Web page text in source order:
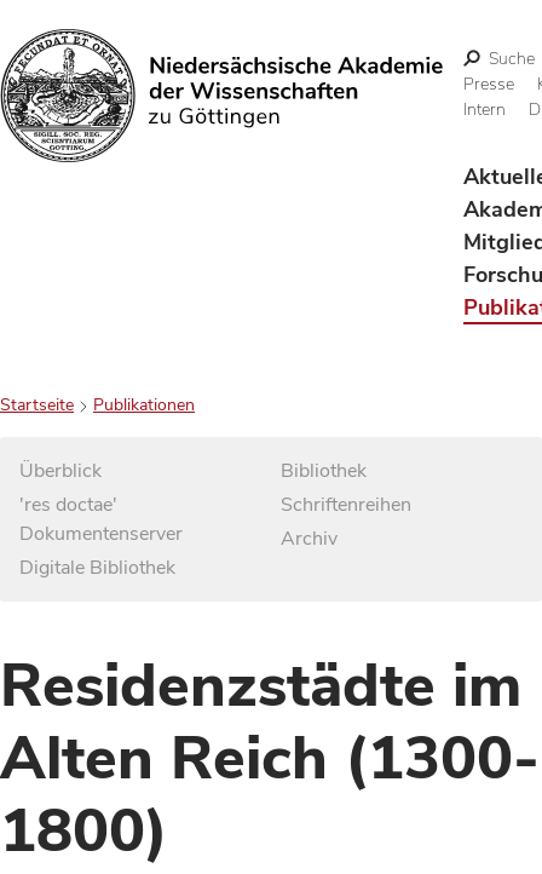
Suchen
Suche
Presse
Intern
Startseite Publikationen
Überblick
'res doctae'
Dokumentenserver
Digitale Bibliothek
Bibliothek
Schriftenreihen
Archiv
Residenzstädte im
Alten Reich (1300-
1800)